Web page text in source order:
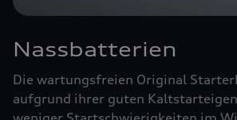
Nassbatterien
Die wartungsfreien Original
aufgrund ihrer guten